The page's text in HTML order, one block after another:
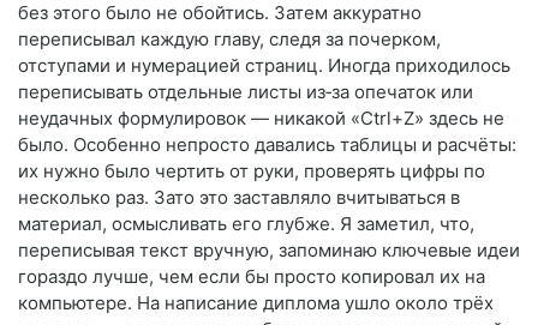
без этого было не обойтись. Затем аккуратно
переписывал каждую главу, следя за почерком,
отступами и нумерацией страниц. Иногда приходилось
переписывать отдельные листы из‑за опечаток или
неудачных формулировок — никакой «Ctrl+Z» здесь не
было. Особенно непросто давались таблицы и расчёты:
их нужно было чертить от руки, проверять цифры по
несколько раз. Зато это заставляло вчитываться в
материал, осмысливать его глубже. Я заметил, что,
переписывая текст вручную, запоминаю ключевые идеи
гораздо лучше, чем если бы просто копировал их на
компьютере. На написание диплома ушло около трёх